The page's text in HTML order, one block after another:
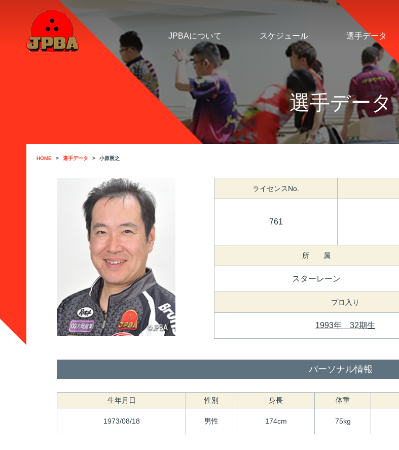
JPBAについて スケジュール 選手データ
選手データ
HOME 選手データ 小原照之
ライセンスNo.
761
所 属
スターレーン
プロ入り
1993年 32期生
パーソナル情報
生年月日 性別 身長 体重
1973/08/18 男性 174cm 75kg